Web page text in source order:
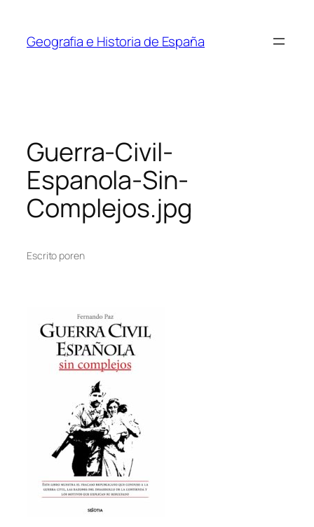
contenido
Geografia e Historia de España
Guerra-Civil-
Espanola-Sin-
Complejos.jpg
Escrito poren